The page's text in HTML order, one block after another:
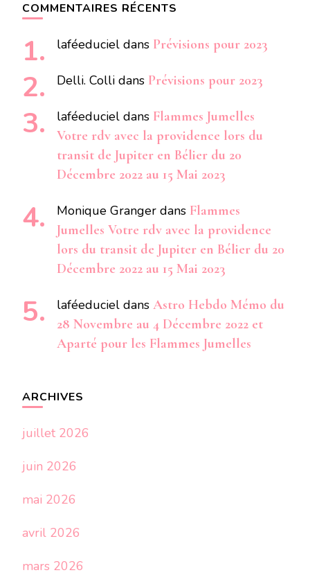
COMMENTAIRES RÉCENTS
laféeduciel dans Prévisions pour 2023
Delli. Colli dans Prévisions pour 2023
laféeduciel dans Flammes Jumelles
Votre rdv avec la providence lors du
transit de Jupiter en Bélier du 20
Décembre 2022 au 15 Mai 2023
Monique Granger dans Flammes
Jumelles Votre rdv avec la providence
lors du transit de Jupiter en Bélier du 20
Décembre 2022 au 15 Mai 2023
laféeduciel dans Astro Hebdo Mémo du
28 Novembre au 4 Décembre 2022 et
Aparté pour les Flammes Jumelles
ARCHIVES
juillet 2026
juin 2026
mai 2026
avril 2026
mars 2026